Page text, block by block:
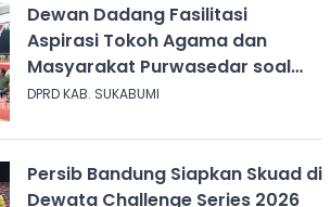
Dewan Dadang Fasilitasi
Aspirasi Tokoh Agama dan
Masyarakat Purwasedar soal
Penolakan Konser Reggae
DPRD KAB. SUKABUMI
Persib Bandung Siapkan Skuad di
Dewata Challenge Series 2026